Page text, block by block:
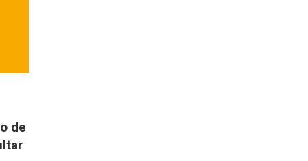
de